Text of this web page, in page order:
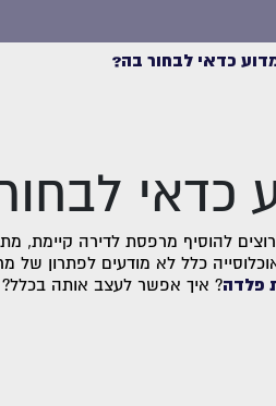
כדאי לבחור בה?
כדאי
להוסיף מרפסת לדירה קיימת,
כלל לא מודעים לפתרון של
פלדה? איך אפשר לעצב אותה